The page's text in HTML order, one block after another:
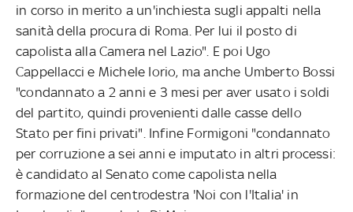
in corso in merito a un'inchiesta sugli appalti nella
sanità della procura di Roma. Per lui il posto di
capolista alla Camera nel Lazio". E poi Ugo
Cappellacci e Michele Iorio, ma anche Umberto Bossi
"condannato a 2 anni e 3 mesi per aver usato i soldi
del partito, quindi provenienti dalle casse dello
Stato per fini privati". Infine Formigoni "condannato
per corruzione a sei anni e imputato in altri processi:
è candidato al Senato come capolista nella
formazione del centrodestra 'Noi con l'Italia' in